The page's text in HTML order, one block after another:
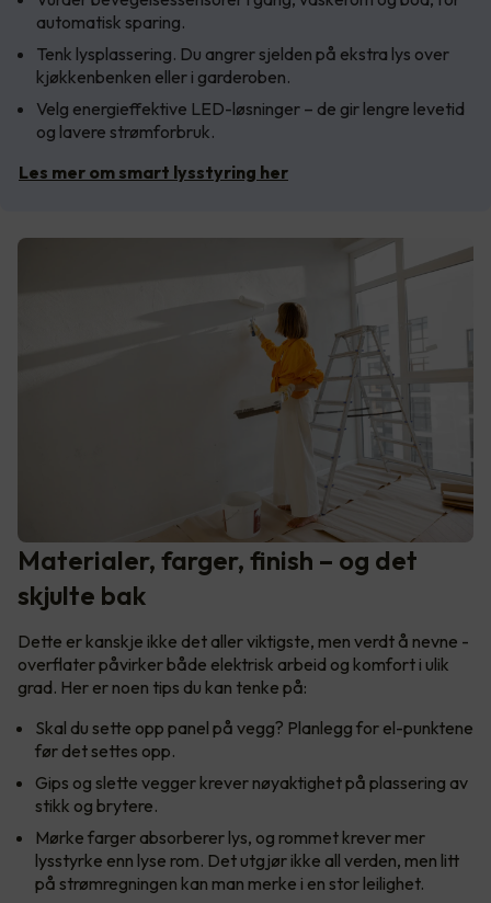
automatisk sparing.
Tenk lysplassering. Du angrer sjelden på ekstra lys over
kjøkkenbenken eller i garderoben.
Velg energieffektive LED-løsninger – de gir lengre levetid
og lavere strømforbruk.
Les mer om smart lysstyring her
Materialer, farger, finish – og det
skjulte bak
Dette er kanskje ikke det aller viktigste, men verdt å nevne -
overflater påvirker både elektrisk arbeid og komfort i ulik
grad. Her er noen tips du kan tenke på:
Skal du sette opp panel på vegg? Planlegg for el-punktene
før det settes opp.
Gips og slette vegger krever nøyaktighet på plassering av
stikk og brytere.
Mørke farger absorberer lys, og rommet krever mer
lysstyrke enn lyse rom. Det utgjør ikke all verden, men litt
på strømregningen kan man merke i en stor leilighet.